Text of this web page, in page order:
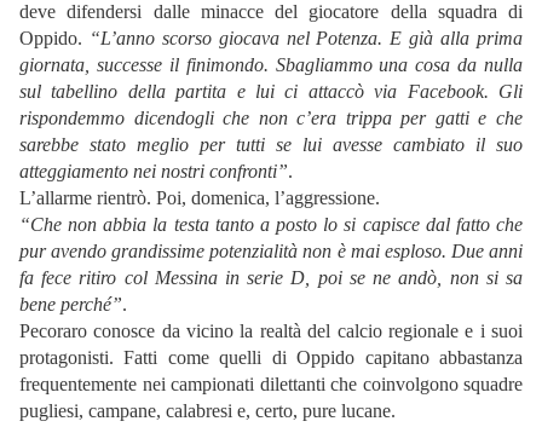
deve difendersi dalle minacce del giocatore della squadra di
Oppido. “L’anno scorso giocava nel Potenza. E già alla prima
giornata, successe il finimondo. Sbagliammo una cosa da nulla
sul tabellino della partita e lui ci attaccò via Facebook. Gli
rispondemmo dicendogli che non c’era trippa per gatti e che
sarebbe stato meglio per tutti se lui avesse cambiato il suo
atteggiamento nei nostri confronti”.
L’allarme rientrò. Poi, domenica, l’aggressione.
“Che non abbia la testa tanto a posto lo si capisce dal fatto che
pur avendo grandissime potenzialità non è mai esploso. Due anni
fa fece ritiro col Messina in serie D, poi se ne andò, non si sa
bene perché”.
Pecoraro conosce da vicino la realtà del calcio regionale e i suoi
protagonisti. Fatti come quelli di Oppido capitano abbastanza
frequentemente nei campionati dilettanti che coinvolgono squadre
pugliesi, campane, calabresi e, certo, pure lucane.